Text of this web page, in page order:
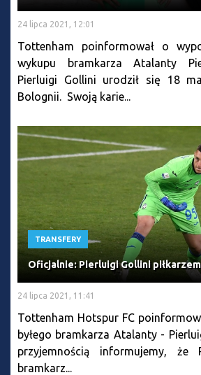
24 lipca 2021, 12:01
Tottenham poinformował o
wykupu bramkarza Atalanty
Pierluigi Gollini urodził się 18
Bolognii. Swoją karie...
TRANSFERY
Oficjalnie: Pierluigi Gollini
24 lipca 2021, 11:41
Tottenham Hotspur FC
byłego bramkarza Atalanty -
przyjemnością informujemy,
bramkarz...